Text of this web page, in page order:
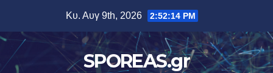
περιεχόμενο
Κυ. Αυγ 9th, 2026 2:52:15 PM
SPOREAS.gr